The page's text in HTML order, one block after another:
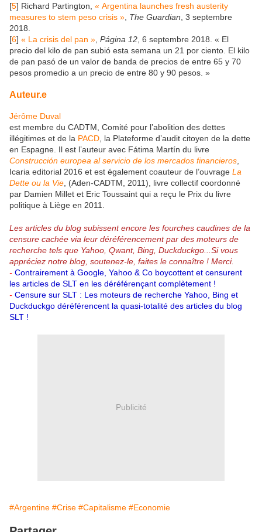
[5] Richard Partington, « Argentina launches fresh austerity
measures to stem peso crisis » The Guardian , 3 septembre
2018.
[6] « La crisis del pan » Página 12 , 6 septembre 2018. « El
precio del kilo de pan subió esta semana un 21 por ciento. El kilo
de pan pasó de un valor de banda de precios de entre 65 y 70
pesos promedio a un precio de entre 80 y 90 pesos. »
Auteur.e
Jérôme Duval
est membre du CADTM, Comité pour l’abolition des dettes
illégitimes et de la PACD , la Plateforme d’audit citoyen de la dette
en Espagne. Il est l’auteur avec Fátima Martín du livre
Construcción europea al servicio de los mercados financieros
Icaria editorial 2016 et est également coauteur de l’ouvrage La
Dette ou la Vie , (Aden-CADTM, 2011), livre collectif coordonné
par Damien Millet et Eric Toussaint qui a reçu le Prix du livre
politique à Liège en 2011.
Les articles du blog subissent encore les fourches caudines de la
censure cachée via leur déréférencement par des moteurs de
recherche tels que Yahoo, Qwant, Bing, Duckduckgo... Si vous
appréciez notre blog, soutenez-le, faites le connaître ! Merci.
- Contrairement à Google, Yahoo & Co boycottent et censurent
les articles de SLT en les déréférençant complètement !
- Censure sur SLT : Les moteurs de recherche Yahoo, Bing et
Duckduckgo déréférencent la quasi-totalité des articles du blog
SLT !
Publicité
#Argentine #Crise #Capitalisme #Economie